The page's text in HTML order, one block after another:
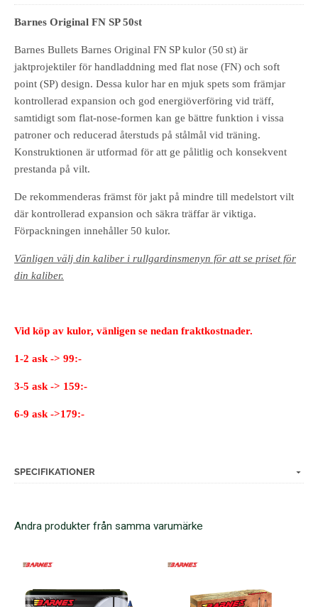
Barnes Original FN SP 50st
Barnes Bullets Barnes Original FN SP kulor (50 st) är
jaktprojektiler för handladdning med flat nose (FN) och soft
point (SP) design. Dessa kulor har en mjuk spets som främjar
kontrollerad expansion och god energiöverföring vid träff,
samtidigt som flat‑nose‑formen kan ge bättre funktion i vissa
patroner och reducerad återstuds på stålmål vid träning.
Konstruktionen är utformad för att ge pålitlig och konsekvent
prestanda på vilt.
De rekommenderas främst för jakt på mindre till medelstort vilt
där kontrollerad expansion och säkra träffar är viktiga.
Förpackningen innehåller 50 kulor.
Vänligen välj din kaliber i rullgardinsmenyn för att se priset för
din kaliber.
Vid köp av kulor, vänligen se nedan fraktkostnader.
1-2 ask -> 99:-
3-5 ask -> 159:-
6-9 ask ->179:-
SPECIFIKATIONER
Andra produkter från samma varumärke